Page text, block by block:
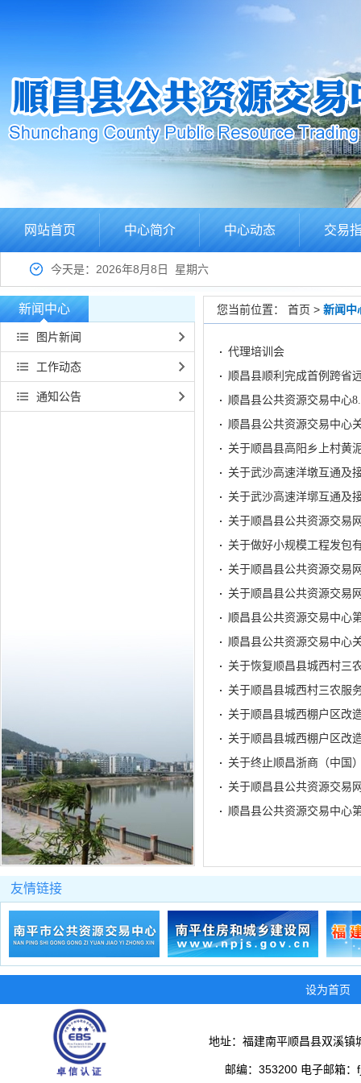
网站首页 中心简介 中心动态 交易
今天是：2026年8月8日 星期六
新闻中心
图片新闻
工作动态
通知公告
您当前位置： 首页 > 新闻中
代理培训会
顺昌县顺利完成首例跨省
顺昌县公共资源交易中心
顺昌县公共资源交易中心
关于顺昌县高阳乡上村黄
关于武沙高速洋墩互通及
关于武沙高速洋墎互通及
关于顺昌县公共资源交易
关于做好小规模工程发包
关于顺昌县公共资源交易
关于顺昌县公共资源交易
顺昌县公共资源交易中心
顺昌县公共资源交易中心
关于恢复顺昌县城西村三
关于顺昌县城西村三农服
关于顺昌县城西棚户区改
关于顺昌县城西棚户区改
关于终止顺昌浙商（中国
关于顺昌县公共资源交易
顺昌县公共资源交易中心
友情链接
设为首页
地址：福建南平顺昌县双溪
邮编：353200 电子邮箱